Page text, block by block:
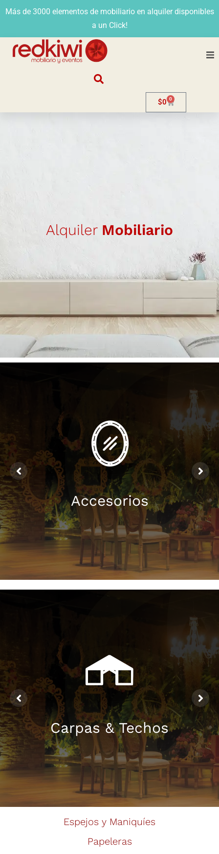
Más de 3000 elementos de mobiliario en alquiler disponibles
a un Click!
$0 0
Alquiler Mobiliario
Accesorios
Carpas & Techos
Espejos y Maniquíes
Papeleras